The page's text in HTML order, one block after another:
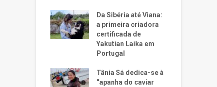
Da Sibéria até Viana:
a primeira criadora
certificada de
Yakutian Laika em
Portugal
Tânia Sá dedica-se à
“apanha do caviar